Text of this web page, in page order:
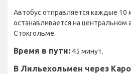
Автобус отправляется каждые 10
останавливается на центральном
Стокгольме.
Время в пути: 45 минут.
В Лильехольмен через